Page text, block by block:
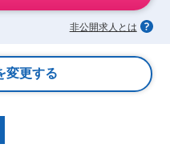
非公開求人とは
変更する